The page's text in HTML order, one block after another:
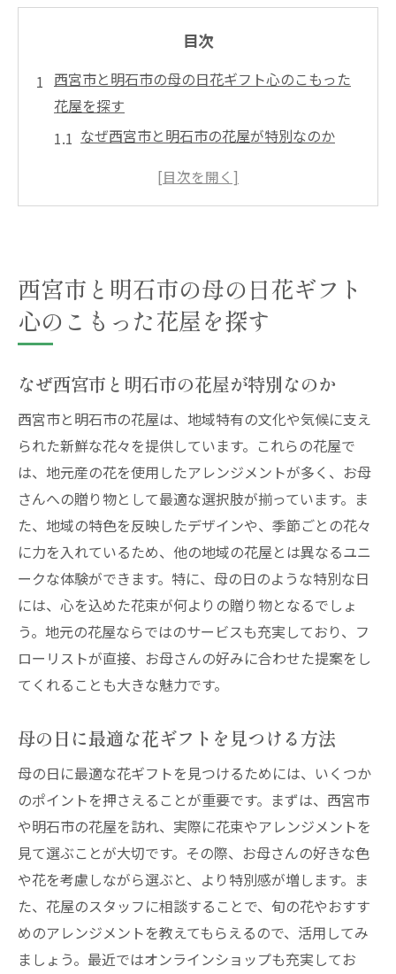
目次
西宮市と明石市の母の日花ギフト心のこもった
花屋を探す
なぜ西宮市と明石市の花屋が特別なのか
母の日に最適な花ギフトを見つける方法
地元で愛される花屋の特徴
お母さんを笑顔にする兵庫県の花屋優れた花選
兵庫県の花屋が提供する人気の花種
季節に合わせた花の選び方
花束の贈り方で気をつけるべきこと
プロが教える花の長持ちする飾り方
花選びで失敗しないためのヒント
母の日に最適な花ギフト西宮市の地元産花で心
を伝える
西宮市で見つける地元産の素晴らしい花
地元産の花が母の日ギフトに最適な理由
西宮市の花屋が誇る特選アレンジメント
心温まる花ギフトのアイディア
オンラインで簡単注文明石市の花屋が提案する
特別なブーケ
明石市の花屋が提案するオンライン注文の
利点
忙しい方のためのオンラインフラワーギフ
ト
特別な日にぴったりのブーケを選ぶ方法
西宮市と明石市の母の日花ギフト
心のこもった花屋を探す
なぜ西宮市と明石市の花屋が特別なのか
西宮市と明石市の花屋は、地域特有の文化や気候に支え
られた新鮮な花々を提供しています。これらの花屋で
は、地元産の花を使用したアレンジメントが多く、お母
さんへの贈り物として最適な選択肢が揃っています。ま
た、地域の特色を反映したデザインや、季節ごとの花々
に力を入れているため、他の地域の花屋とは異なるユニ
ークな体験ができます。特に、母の日のような特別な日
には、心を込めた花束が何よりの贈り物となるでしょ
う。地元の花屋ならではのサービスも充実しており、フ
ローリストが直接、お母さんの好みに合わせた提案をし
てくれることも大きな魅力です。
母の日に最適な花ギフトを見つける方法
母の日に最適な花ギフトを見つけるためには、いくつか
のポイントを押さえることが重要です。まずは、西宮市
や明石市の花屋を訪れ、実際に花束やアレンジメントを
見て選ぶことが大切です。その際、お母さんの好きな色
や花を考慮しながら選ぶと、より特別感が増します。ま
た、花屋のスタッフに相談することで、旬の花やおすす
めのアレンジメントを教えてもらえるので、活用してみ
ましょう。最近ではオンラインショップも充実してお